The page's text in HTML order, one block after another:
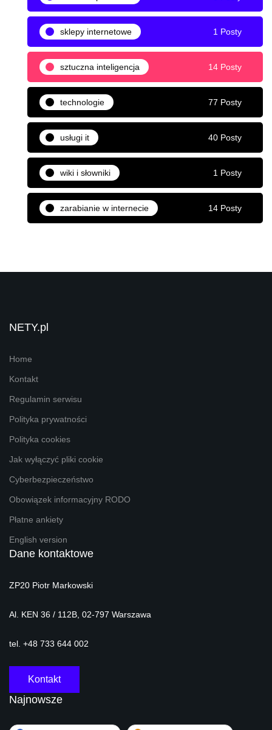
sklepy internetowe 1 Posty
sztuczna inteligencja 14 Posty
technologie 77 Posty
usługi it 40 Posty
wiki i słowniki 1 Posty
zarabianie w internecie 14 Posty
NETY.pl
Home
Kontakt
Regulamin serwisu
Polityka prywatności
Polityka cookies
Jak wyłączyć pliki cookie
Cyberbezpieczeństwo
Obowiązek informacyjny RODO
Płatne ankiety
English version
Dane kontaktowe
ZP20 Piotr Markowski
Al. KEN 36 / 112B, 02-797 Warszawa
tel. +48 733 644 002
Kontakt
Najnowsze